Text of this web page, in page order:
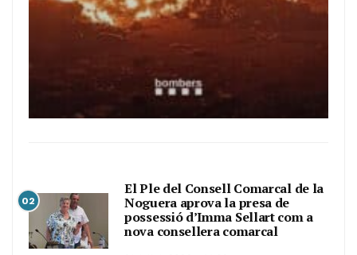
02
El Ple del Consell Comarcal de la
Noguera aprova la presa de
possessió d’Imma Sellart com a
nova consellera comarcal